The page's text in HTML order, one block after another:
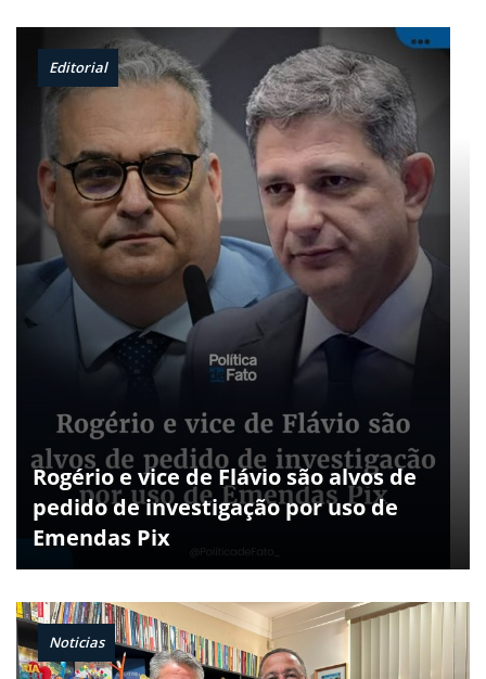
Editorial
Rogério e vice de Flávio são alvos de
pedido de investigação por uso de
Emendas Pix
Noticias